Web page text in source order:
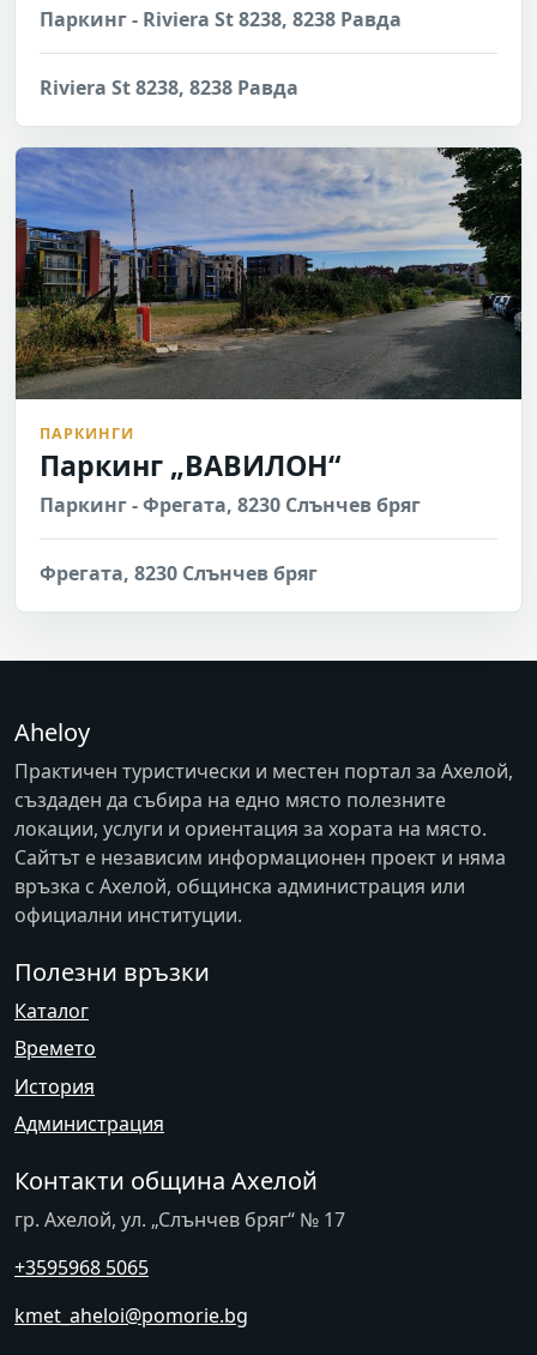
Паркинг - Riviera St 8238, 8238 Равда
Riviera St 8238, 8238 Равда
ПАРКИНГИ
Паркинг „ВАВИЛОН“
Паркинг - Фрегата, 8230 Слънчев бряг
Фрегата, 8230 Слънчев бряг
Aheloy
Практичен туристически и местен портал за Ахелой,
създаден да събира на едно място полезните
локации, услуги и ориентация за хората на място.
Сайтът е независим информационен проект и няма
връзка с Ахелой, общинска администрация или
официални институции.
Полезни връзки
Каталог
Времето
История
Администрация
Контакти община Ахелой
гр. Ахелой, ул. „Слънчев бряг“ № 17
+3595968 5065
kmet_aheloi@pomorie.bg